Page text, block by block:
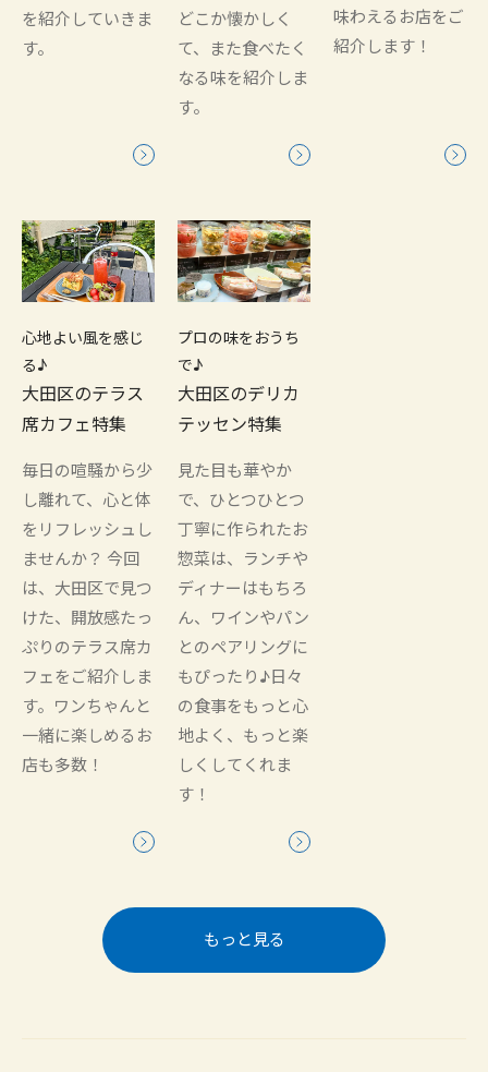
を紹介していきま
す。
どこか懐かしく
て、また食べたく
なる味を紹介しま
す。
味わえるお店をご
紹介します！
心地よい風を感じ
る♪
大田区のテラス
席カフェ特集
毎日の喧騒から少
し離れて、心と体
をリフレッシュし
ませんか？ 今回
は、大田区で見つ
けた、開放感たっ
ぷりのテラス席カ
フェをご紹介しま
す。ワンちゃんと
一緒に楽しめるお
店も多数！
プロの味をおうち
で♪
大田区のデリカ
テッセン特集
見た目も華やか
で、ひとつひとつ
丁寧に作られたお
惣菜は、ランチや
ディナーはもちろ
ん、ワインやパン
とのペアリングに
もぴったり♪日々
の食事をもっと心
地よく、もっと楽
しくしてくれま
す！
もっと見る